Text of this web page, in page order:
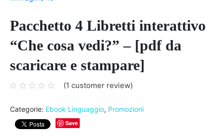
Pacchetto 4 Libretti interattivo
“Che cosa vedi?” – [pdf da
scaricare e stampare]
1 (1 customer review)
Categorie: Ebook Linguaggio, Promozioni
Save